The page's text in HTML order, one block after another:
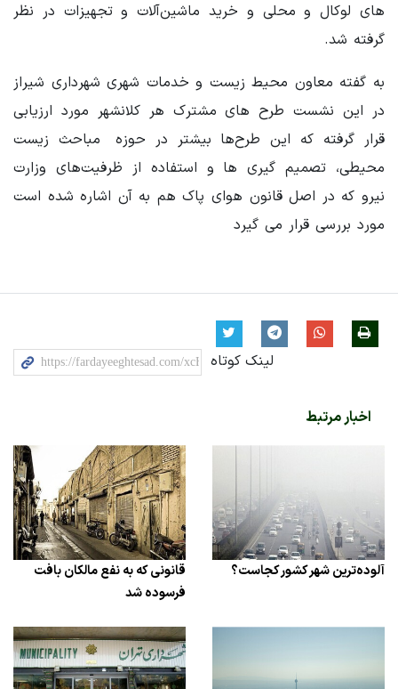
های لوکال و محلی و خرید ماشین‌آلات و تجهیزات در نظر
گرفته شد.
به گفته معاون محیط زیست و خدمات شهری شهرداری شیراز
در این نشست طرح های مشترک هر کلانشهر مورد ارزیابی
قرار گرفته که این طرح‌ها بیشتر در حوزه مباحث زیست
محیطی، تصمیم گیری ها و استفاده از ظرفیت‌های وزارت
نیرو که در اصل قانون هوای پاک هم به آن اشاره شده است
مورد بررسی قرار می گیرد
لینک کوتاه
اخبار مرتبط
آلوده‌ترین شهر کشور کجاست؟
قانونی که به نفع مالکان بافت
فرسوده شد